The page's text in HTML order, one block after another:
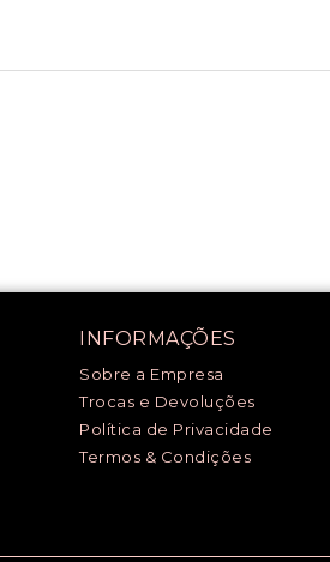
INFORMAÇÕES
Sobre a Empresa
Trocas e Devoluções
Política de Privacidade
Termos & Condições